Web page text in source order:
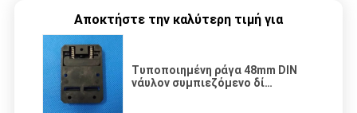
Αποκτήστε την καλύτερη τιμή για
Τυποποιημένη ράγα 48mm DIN
νάυλον συμπιεζόμενο δί